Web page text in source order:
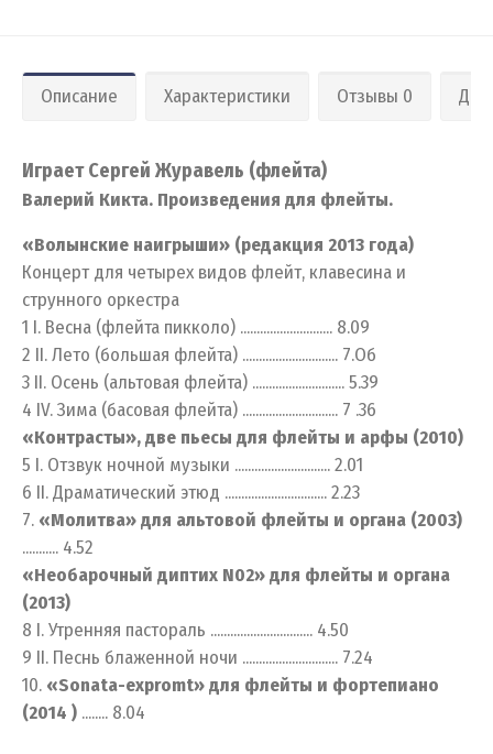
Описание Характеристики Отзывы 0
Играет Сергей Журавель (флейта)
Валерий Кикта. Произведения для флейты.
«Волынские наигрыши» (редакция 2013 года)
Концерт для четырех видов флейт, клавесина и
струнного оркестра
1 I. Весна (флейта пикколо) ............................ 8.09
2 II. Лето (большая флейта) ............................. 7.Об
3 II. Осень (альтовая флейта) ............................ 5.39
4 IV. Зима (басовая флейта) ............................. 7 .36
«Контрасты», две пьесы для флейты и арфы (2010)
5 I. Отзвук ночной музыки ............................. 2.01
6 II. Драматический этюд ............................... 2.23
7. «Молитва» для альтовой флейты и органа (2003)
........... 4.52
«Необарочный диптих N02» для флейты и органа
(2013)
8 I. Утренняя пастораль ............................... 4.50
9 II. Песнь блаженной ночи ............................. 7.24
10. «Sonata-expromt» для флейты и фортепиано
(2014 ) ........ 8.04